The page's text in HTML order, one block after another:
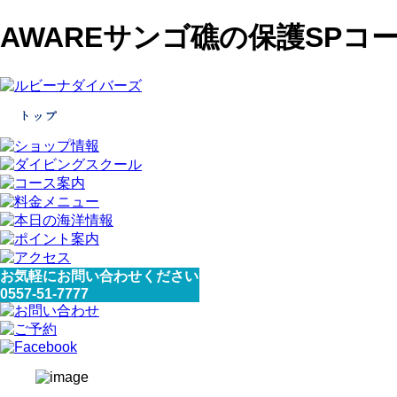
AWAREサンゴ礁の保護SPコ
お気軽にお問い合わせください
0557-51-7777